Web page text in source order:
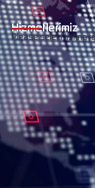
Hizmetlerimiz
Please select listing